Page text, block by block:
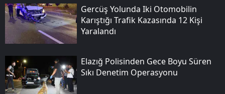
Gercüş Yolunda Iki Otomobilin
Karıştığı Trafik Kazasında 12 Kişi
Yaralandı
Elazığ Polisinden Gece Boyu Süren
Sıkı Denetim Operasyonu